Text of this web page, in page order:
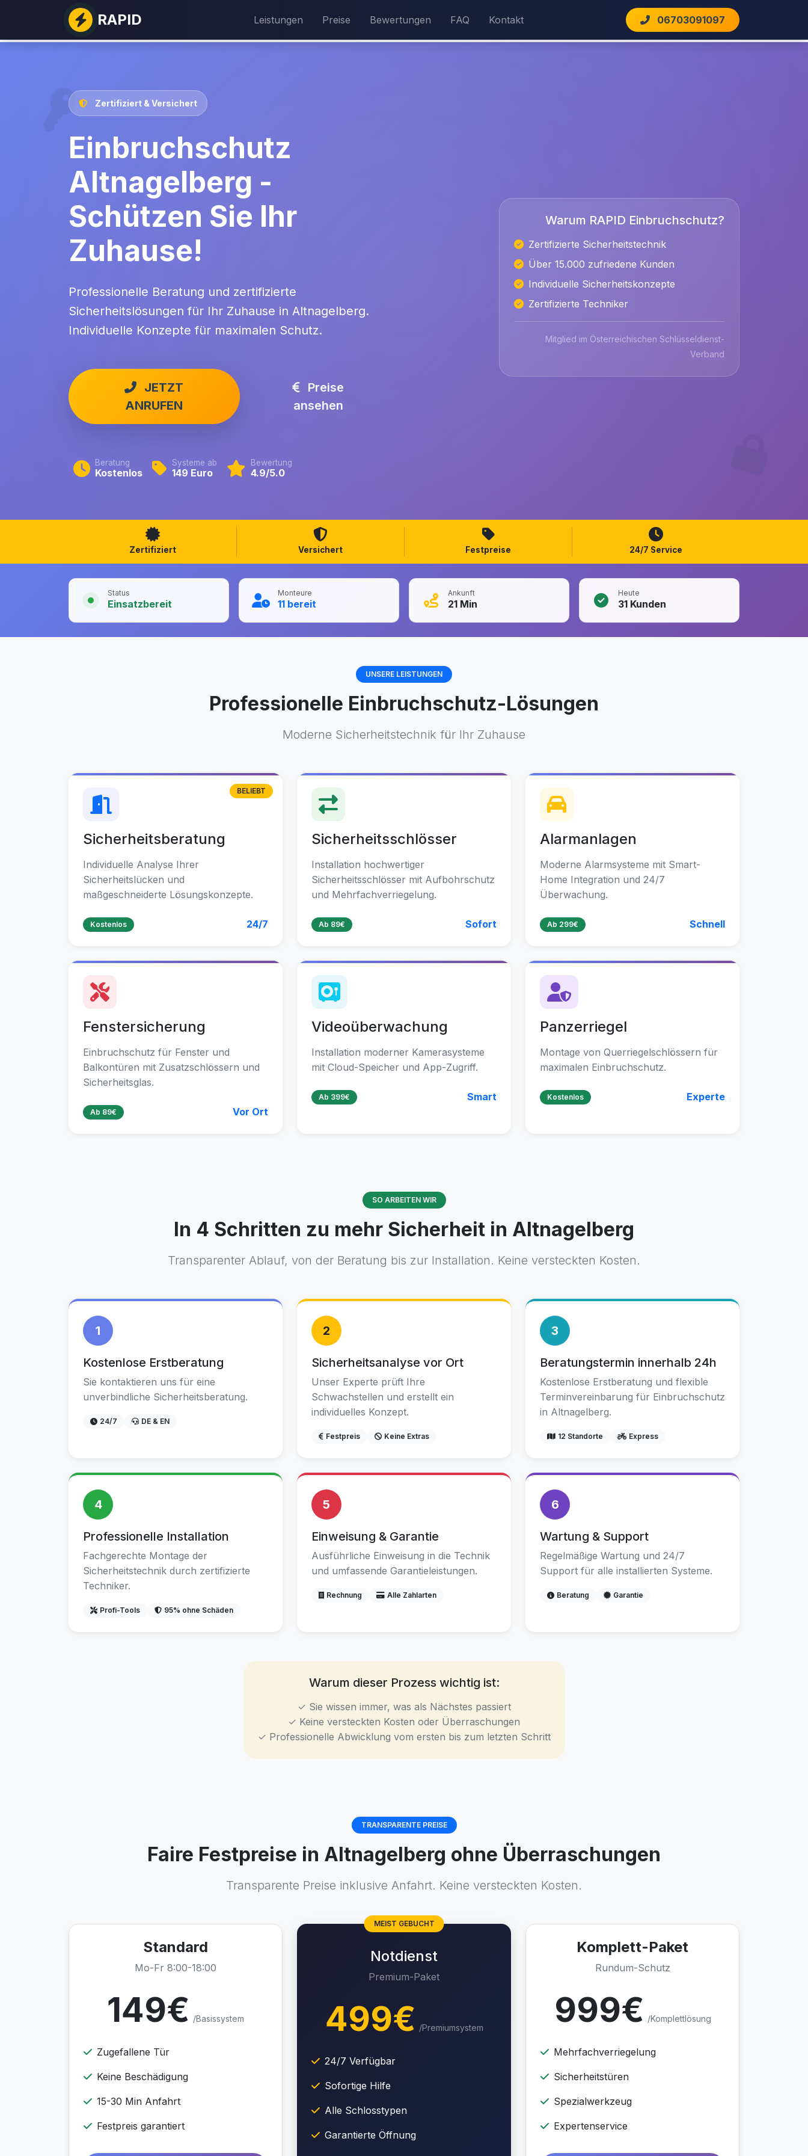
RAPID Leistungen Preise Bewertungen FAQ Kontakt 06703091097
Zertifiziert & Versichert
Einbruchschutz
Altnagelberg -
Schützen Sie Ihr
Zuhause!
Professionelle Beratung und zertifizierte
Sicherheitslösungen für Ihr Zuhause in Altnagelberg.
Individuelle Konzepte für maximalen Schutz.
JETZT
ANRUFEN
Preise
ansehen
Beratung
Kostenlos
Systeme ab
149 Euro
Bewertung
4.9/5.0
Warum RAPID Einbruchschutz?
Zertifizierte Sicherheitstechnik
Über 15.000 zufriedene Kunden
Individuelle Sicherheitskonzepte
Zertifizierte Techniker
Mitglied im Österreichischen Schlüsseldienst-
Verband
Zertifiziert Versichert Festpreise 24/7 Service
Status
Einsatzbereit
Monteure
11 bereit
Ankunft
21 Min
Heute
31 Kunden
UNSERE LEISTUNGEN
Professionelle Einbruchschutz-Lösungen
Moderne Sicherheitstechnik für Ihr Zuhause
Sicherheitsberatung
Individuelle Analyse Ihrer
Sicherheitslücken und
maßgeschneiderte Lösungskonzepte.
Kostenlos 24/7
BELIEBT
Sicherheitsschlösser
Installation hochwertiger
Sicherheitsschlösser mit Aufbohrschutz
und Mehrfachverriegelung.
Ab 89€ Sofort
Alarmanlagen
Moderne Alarmsysteme mit Smart-
Home Integration und 24/7
Überwachung.
Ab 299€ Schnell
Fenstersicherung
Einbruchschutz für Fenster und
Balkontüren mit Zusatzschlössern und
Sicherheitsglas.
Ab 89€ Vor Ort
Videoüberwachung
Installation moderner Kamerasysteme
mit Cloud-Speicher und App-Zugriff.
Ab 399€ Smart
Panzerriegel
Montage von Querriegelschlössern für
maximalen Einbruchschutz.
Kostenlos Experte
SO ARBEITEN WIR
In 4 Schritten zu mehr Sicherheit in Altnagelberg
Transparenter Ablauf, von der Beratung bis zur Installation. Keine versteckten Kosten.
1
Kostenlose Erstberatung
Sie kontaktieren uns für eine
unverbindliche Sicherheitsberatung.
24/7 DE & EN
2
Sicherheitsanalyse vor Ort
Unser Experte prüft Ihre
Schwachstellen und erstellt ein
individuelles Konzept.
Festpreis Keine Extras
3
Beratungstermin innerhalb 24h
Kostenlose Erstberatung und flexible
Terminvereinbarung für Einbruchschutz
in Altnagelberg.
12 Standorte Express
4
Professionelle Installation
Fachgerechte Montage der
Sicherheitstechnik durch zertifizierte
Techniker.
Profi-Tools 95% ohne Schäden
5
Einweisung & Garantie
Ausführliche Einweisung in die Technik
und umfassende Garantieleistungen.
Rechnung Alle Zahlarten
6
Wartung & Support
Regelmäßige Wartung und 24/7
Support für alle installierten Systeme.
Beratung Garantie
Warum dieser Prozess wichtig ist:
✓ Sie wissen immer, was als Nächstes passiert
✓ Keine versteckten Kosten oder Überraschungen
✓ Professionelle Abwicklung vom ersten bis zum letzten Schritt
TRANSPARENTE PREISE
Faire Festpreise in Altnagelberg ohne Überraschungen
Transparente Preise inklusive Anfahrt. Keine versteckten Kosten.
Standard
Mo-Fr 8:00-18:00
149€ /Basissystem
Zugefallene Tür
Keine Beschädigung
15-30 Min Anfahrt
Festpreis garantiert
MEIST GEBUCHT
Notdienst
Premium-Paket
499€ /Premiumsystem
24/7 Verfügbar
Sofortige Hilfe
Alle Schlosstypen
Garantierte Öffnung
Komplett-Paket
Rundum-Schutz
999€ /Komplettlösung
Mehrfachverriegelung
Sicherheitstüren
Spezialwerkzeug
Expertenservice